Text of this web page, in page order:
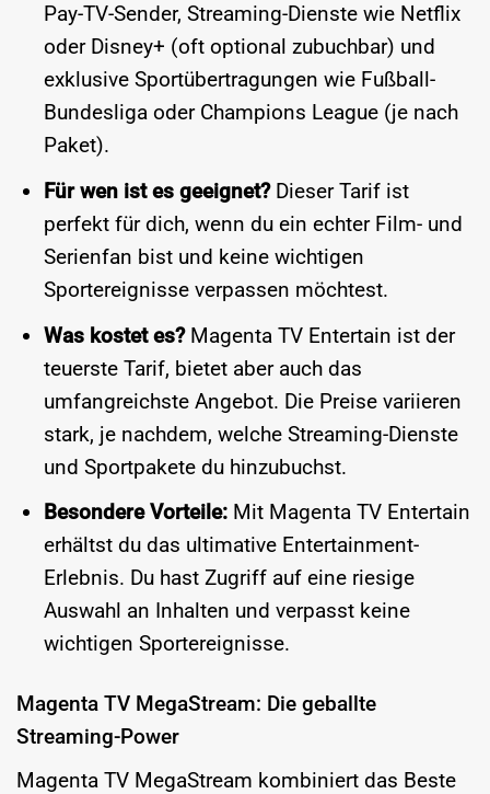
Pay-TV-Sender, Streaming-Dienste wie Netflix
oder Disney+ (oft optional zubuchbar) und
exklusive Sportübertragungen wie Fußball-
Bundesliga oder Champions League (je nach
Paket).
Für wen ist es geeignet?Dieser Tarif ist
perfekt für dich, wenn du ein echter Film- und
Serienfan bist und keine wichtigen
Sportereignisse verpassen möchtest.
Was kostet es?Magenta TV Entertain ist der
teuerste Tarif, bietet aber auch das
umfangreichste Angebot. Die Preise variieren
stark, je nachdem, welche Streaming-Dienste
und Sportpakete du hinzubuchst.
Besondere Vorteile:Mit Magenta TV Entertain
erhältst du das ultimative Entertainment-
Erlebnis. Du hast Zugriff auf eine riesige
Auswahl an Inhalten und verpasst keine
wichtigen Sportereignisse.
Magenta TV MegaStream: Die geballte
Streaming-Power
Magenta TV MegaStream kombiniert das Beste